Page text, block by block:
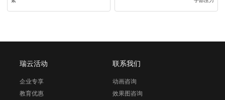
瑞云活动
企业专享
教育优惠
联系我们
动画咨询
效果图咨询